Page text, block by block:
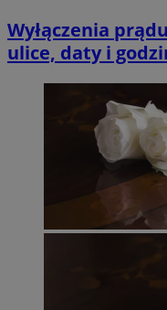
Wyłączenia
ulice, daty i